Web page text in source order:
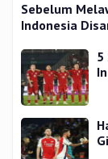
Sebelum
Indonesia
5